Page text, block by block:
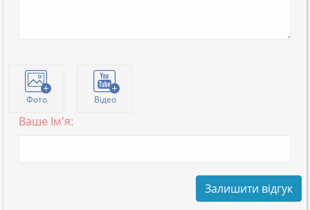
Фото Відео
Ваше Ім'я:
Залишити відгук